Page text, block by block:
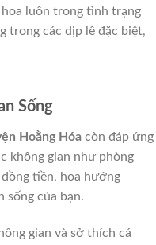
hoa luôn trong tình trạng
trong các dịp lễ đặc biệt,
Sống
Hoằng Hóa còn đáp ứng
không gian như phòng
tiền, hoa hướng
sống của bạn.
gian và sở thích cá